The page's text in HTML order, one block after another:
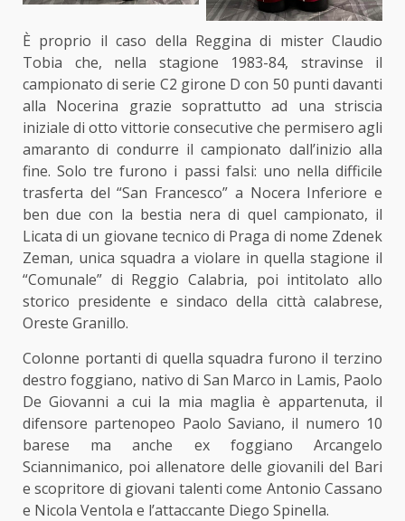
È proprio il caso della Reggina di mister Claudio
Tobia che, nella stagione 1983-84, stravinse il
campionato di serie C2 girone D con 50 punti davanti
alla Nocerina grazie soprattutto ad una striscia
iniziale di otto vittorie consecutive che permisero agli
amaranto di condurre il campionato dall’inizio alla
fine. Solo tre furono i passi falsi: uno nella difficile
trasferta del “San Francesco” a Nocera Inferiore e
ben due con la bestia nera di quel campionato, il
Licata di un giovane tecnico di Praga di nome Zdenek
Zeman, unica squadra a violare in quella stagione il
“Comunale” di Reggio Calabria, poi intitolato allo
storico presidente e sindaco della città calabrese,
Oreste Granillo.
Colonne portanti di quella squadra furono il terzino
destro foggiano, nativo di San Marco in Lamis, Paolo
De Giovanni a cui la mia maglia è appartenuta, il
difensore partenopeo Paolo Saviano, il numero 10
barese ma anche ex foggiano Arcangelo
Sciannimanico, poi allenatore delle giovanili del Bari
e scopritore di giovani talenti come Antonio Cassano
e Nicola Ventola e l’attaccante Diego Spinella.